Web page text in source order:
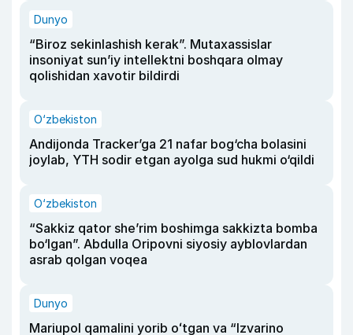
Dunyo
“Biroz sekinlashish kerak”. Mutaxassislar
insoniyat sun’iy intellektni boshqara olmay
qolishidan xavotir bildirdi
O‘zbekiston
Andijonda Tracker’ga 21 nafar bog‘cha bolasini
joylab, YTH sodir etgan ayolga sud hukmi o‘qildi
O‘zbekiston
“Sakkiz qator she’rim boshimga sakkizta bomba
bo‘lgan”. Abdulla Oripovni siyosiy ayblovlardan
asrab qolgan voqea
Dunyo
Mariupol qamalini yorib oʻtgan va “Izvarino